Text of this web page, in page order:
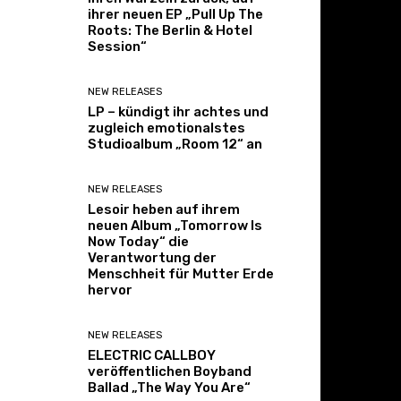
ihrer neuen EP „Pull Up The
Roots: The Berlin & Hotel
Session“
NEW RELEASES
LP – kündigt ihr achtes und
zugleich emotionalstes
Studioalbum „Room 12“ an
NEW RELEASES
Lesoir heben auf ihrem
neuen Album „Tomorrow Is
Now Today“ die
Verantwortung der
Menschheit für Mutter Erde
hervor
NEW RELEASES
ELECTRIC CALLBOY
veröffentlichen Boyband
Ballad „The Way You Are“